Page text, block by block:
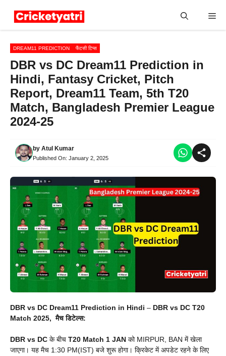
DREAM11 PREDICTION फैंटसी टिप्स
DBR vs DC Dream11 Prediction in
Hindi, Fantasy Cricket, Pitch
Report, Dream11 Team, 5th T20
Match, Bangladesh Premier League
2024-25
by Atul Kumar
Published On: January 2, 2025
DBR vs DC Dream11 Prediction in Hindi – DBR vs DC T20
Match 2025, मैच डिटेल्स:
DBR vs DC के बीच T20 Match 1 JAN को MIRPUR, BAN में खेला
जाएगा। यह मैच 1:30 PM(IST) बजे शुरू होगा। क्रिकेट में अपडेट रहने के लिए